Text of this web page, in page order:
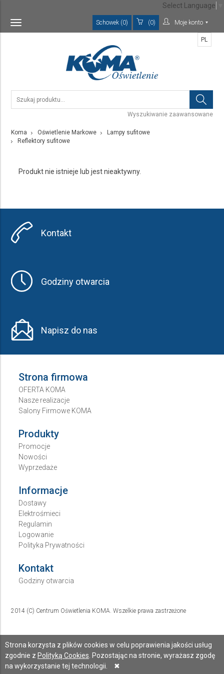
Toggle
navigation
Strona korzysta z plików cookies w celu poprawienia jakości usług
zgodnie z Polityką Cookies . Pozostając na stronie, wyrażasz zgodę
na wykorzystanie tej technologii.
✖
Schowek (0) (0) Moje konto
Wyszukiwanie zaawansowane
PL
Koma Oświetlenie Markowe
Lampy sufitowe
Reflektory sufitowe
Produkt nie istnieje lub jest nieaktywny.
Kontakt
Godziny otwarcia
Napisz do nas
Strona firmowa
OFERTA KOMA
Nasze realizacje
Salony Firmowe KOMA
Produkty
Promocje
Nowości
Wyprzedaże
Informacje
Dostawy
Elektrośmieci
Regulamin
Logowanie
Polityka Prywatności
Kontakt
Godziny otwarcia
2014 (C) Centrum Oświetlenia KOMA. Wszelkie prawa zastrzeżone
Select Language